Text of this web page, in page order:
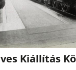
Kiállítás